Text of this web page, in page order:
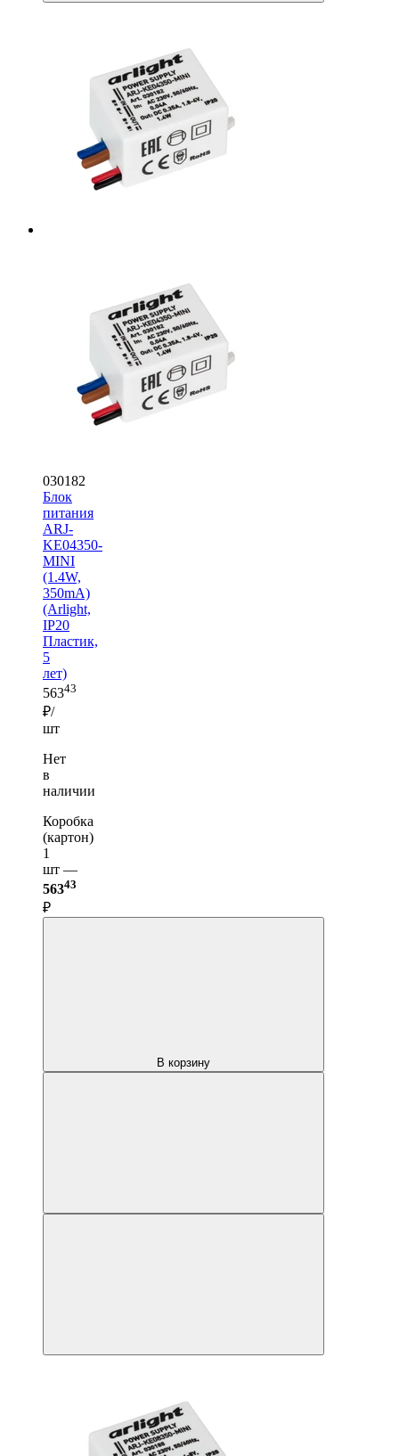
030182
Блок
питания
ARJ-
KE04350-
MINI
(1.4W,
350mA)
(Arlight,
IP20
Пластик,
5
лет)
56343
₽/
шт
Нет
в
наличии
Коробка
(картон)
1
шт —
56343
₽
В корзину